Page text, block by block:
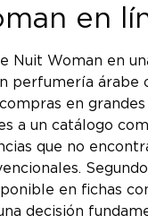
en
Nuit Woman en
perfumería árabe
en grandes
a un catálogo
que no
en fichas
decisión